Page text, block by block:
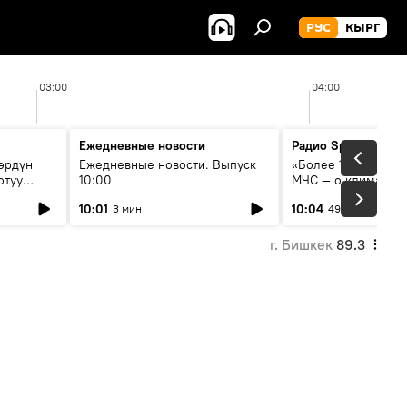
РУС КЫРГ
03:00 04:00
Ежедневные новости
Ежедневные новости. Выпуск
10:00
10:01 3 мин
Радио Sputnik
«Более 1200 сёл в
МЧС — о климате,
системе
населения
10:04 49 мин
г. Бишкек 89.3